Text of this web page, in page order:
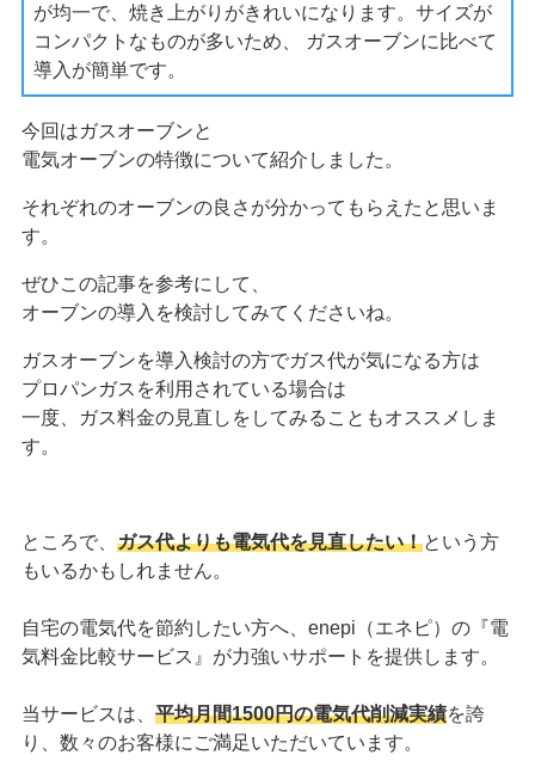
が均一で、焼き上がりがきれいになります。サイズが
コンパクトなものが多いため、 ガスオーブンに比べて
導入が簡単です。
今回はガスオーブンと
電気オーブンの特徴について紹介しました。
それぞれのオーブンの良さが分かってもらえたと思いま
す。
ぜひこの記事を参考にして、
オーブンの導入を検討してみてくださいね。
ガスオーブンを導入検討の方でガス代が気になる方は
プロパンガスを利用されている場合は
一度、ガス料金の見直しをしてみることもオススメしま
す。
ところで、 ガス代よりも電気代を見直したい！という方
もいるかもしれません。
自宅の電気代を節約したい方へ、enepi（エネピ）の『電
気料金比較サービス』が力強いサポートを提供します。
当サービスは、 平均月間1500円の電気代削減実績を誇
り、数々のお客様にご満足いただいています。